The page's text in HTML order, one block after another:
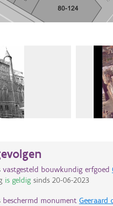
vastgesteld bouwkundig erfgoed
is geldigsinds 20-06-2023
beschermd monument Geeraard